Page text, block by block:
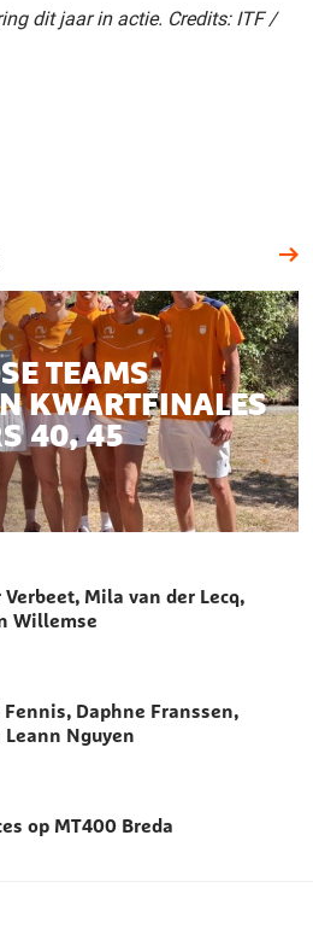
dit jaar in actie. Credits: ITF /
TEAMS
KWARTFINALES
40, 45
Mila van der Lecq,
Willemse
Daphne Franssen,
Nguyen
op MT400 Breda